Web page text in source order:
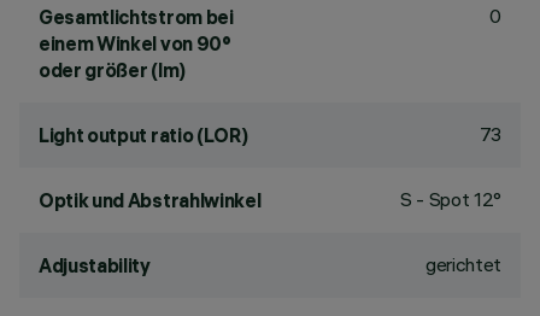
Gesamtlichtstrom bei
einem Winkel von 90°
oder größer (lm)
0
Light output ratio (LOR) 73
Optik und Abstrahlwinkel S - Spot 12°
Adjustability gerichtet